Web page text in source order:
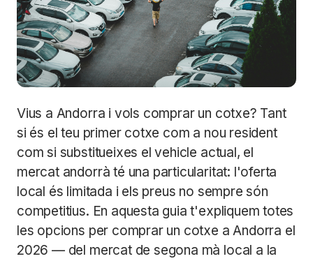
Vius a Andorra i vols comprar un cotxe? Tant
si és el teu primer cotxe com a nou resident
com si substitueixes el vehicle actual, el
mercat andorrà té una particularitat: l'oferta
local és limitada i els preus no sempre són
competitius. En aquesta guia t'expliquem totes
les opcions per comprar un cotxe a Andorra el
2026 — del mercat de segona mà local a la